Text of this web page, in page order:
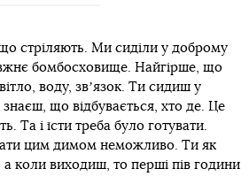
стріляють. Ми сиділи у доброму
бомбосховище. Найгірше, що
воду, звʼязок. Ти сидиш у
знаєш, що відбувається, хто де. Це
Та і їсти треба було готувати.
цим димом неможливо. Ти як
а коли виходиш, то перші пів години